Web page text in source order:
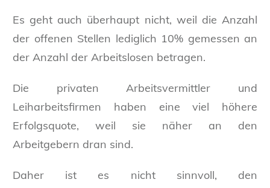
Es geht auch überhaupt nicht, weil die Anzahl
der offenen Stellen lediglich 10% gemessen an
der Anzahl der Arbeitslosen betragen.
Die privaten Arbeitsvermittler und
Leiharbeitsfirmen haben eine viel höhere
Erfolgsquote, weil sie näher an den
Arbeitgebern dran sind.
Daher ist es nicht sinnvoll, den